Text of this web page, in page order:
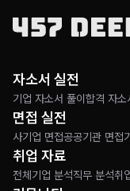
살짝 언급하고 넘어
<1> 데이터
: 모델링, ai, 분석, 시
자소서 실전
기업 자소서 풀이 합격 자소
면접 실전
사기업 면접공공기관 면접
취업 자료
전체 기업 분석직무 분석취